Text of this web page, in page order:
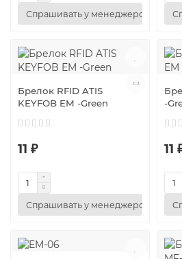
Спрашивать у менеджеров
Брелок RFID ATIS
KEYFOB EM -Green
11 ₽
Спрашивать у менеджеров
-
11